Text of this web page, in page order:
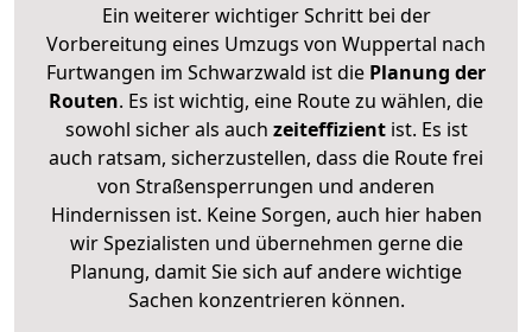
Ein weiterer wichtiger Schritt bei der
Vorbereitung eines Umzugs von Wuppertal nach
Furtwangen im Schwarzwald ist die Planung der
Routen. Es ist wichtig, eine Route zu wählen, die
sowohl sicher als auch zeiteffizientist. Es ist
auch ratsam, sicherzustellen, dass die Route frei
von Straßensperrungen und anderen
Hindernissen ist. Keine Sorgen, auch hier haben
wir Spezialisten und übernehmen gerne die
Planung, damit Sie sich auf andere wichtige
Sachen konzentrieren können.